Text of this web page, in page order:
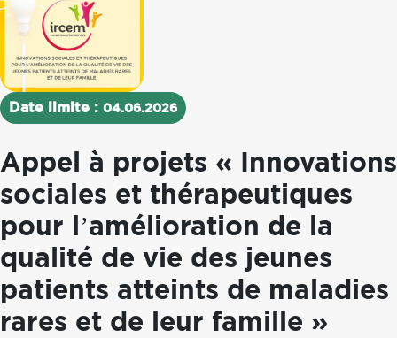
Date limite : 04.06.2026
Appel à projets « Innovations
sociales et thérapeutiques
pour l’amélioration de la
qualité de vie des jeunes
patients atteints de maladies
rares et de leur famille »